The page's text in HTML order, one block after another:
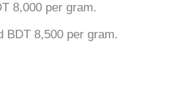
8,000 per gram.
BDT 8,500 per gram.